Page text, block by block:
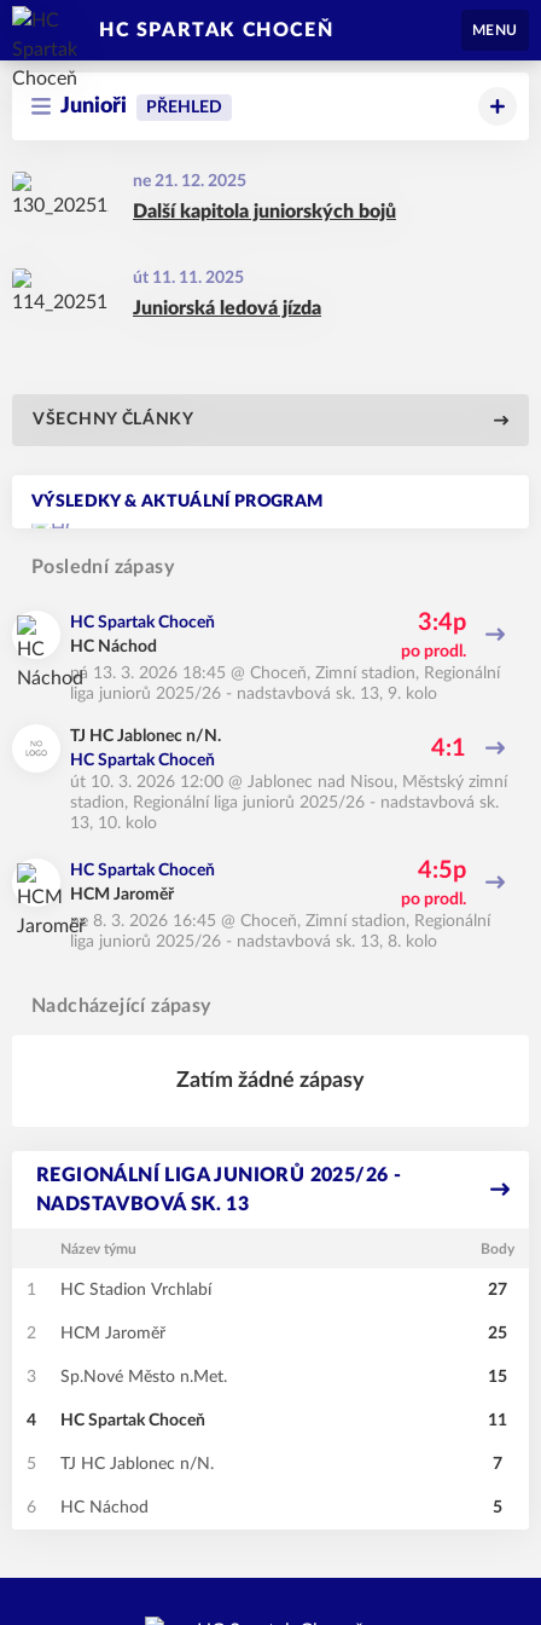
HC SPARTAK CHOCEŇ MENU
Junioři PŘEHLED
ne 21. 12. 2025
Další kapitola juniorských bojů
út 11. 11. 2025
Juniorská ledová jízda
VŠECHNY ČLÁNKY
VÝSLEDKY & AKTUÁLNÍ PROGRAM
Poslední zápasy
HC Spartak Choceň
HC Náchod
3:4p
po prodl.
pá 13. 3. 2026 18:45 @ Choceň, Zimní stadion, Regionální
liga juniorů 2025/26 - nadstavbová sk. 13, 9. kolo
TJ HC Jablonec n/N.
HC Spartak Choceň
4:1
út 10. 3. 2026 12:00 @ Jablonec nad Nisou, Městský zimní
stadion, Regionální liga juniorů 2025/26 - nadstavbová sk.
13, 10. kolo
HC Spartak Choceň
HCM Jaroměř
4:5p
po prodl.
ne 8. 3. 2026 16:45 @ Choceň, Zimní stadion, Regionální
liga juniorů 2025/26 - nadstavbová sk. 13, 8. kolo
Nadcházející zápasy
Zatím žádné zápasy
REGIONÁLNÍ LIGA JUNIORŮ 2025/26 -
NADSTAVBOVÁ SK. 13
Název týmu Body
1 HC Stadion Vrchlabí 27
2 HCM Jaroměř 25
3 Sp.Nové Město n.Met. 15
4 HC Spartak Choceň 11
5 TJ HC Jablonec n/N. 7
6 HC Náchod 5